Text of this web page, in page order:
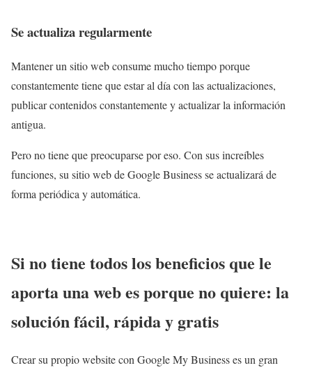
Se actualiza regularmente
Mantener un sitio web consume mucho tiempo porque
constantemente tiene que estar al día con las actualizaciones,
publicar contenidos constantemente y actualizar la información
antigua.
Pero no tiene que preocuparse por eso. Con sus increíbles
funciones, su sitio web de Google Business se actualizará de
forma periódica y automática.
Si no tiene todos los beneficios que le
aporta una web es porque no quiere: la
solución fácil, rápida y gratis
Crear su propio website con Google My Business es un gran